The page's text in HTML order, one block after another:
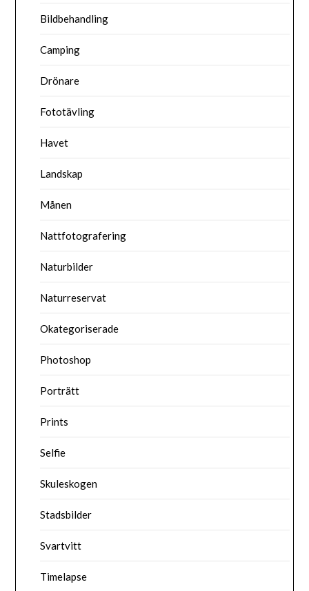
Bildbehandling
Camping
Drönare
Fototävling
Havet
Landskap
Månen
Nattfotografering
Naturbilder
Naturreservat
Okategoriserade
Photoshop
Porträtt
Prints
Selfie
Skuleskogen
Stadsbilder
Svartvitt
Timelapse